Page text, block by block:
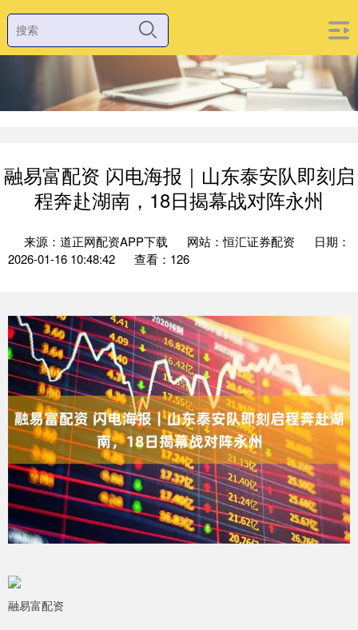
融易富配资 闪电海报｜山东泰安队即刻启
程奔赴湖南，18日揭幕战对阵永州
来源：道正网配资APP下载 网站：恒汇证券配资
日期：
2026-01-16 10:48:42
查看：126
融易富配资